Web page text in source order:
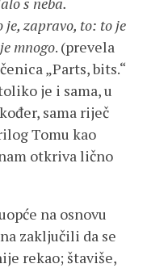
je, zapravo, to: to je
mnogo. (prevela
„Parts, bits.“
je i sama, u
sama riječ
Tomu kao
otkriva lično
na osnovu
zaključili da se
rekao; štaviše,